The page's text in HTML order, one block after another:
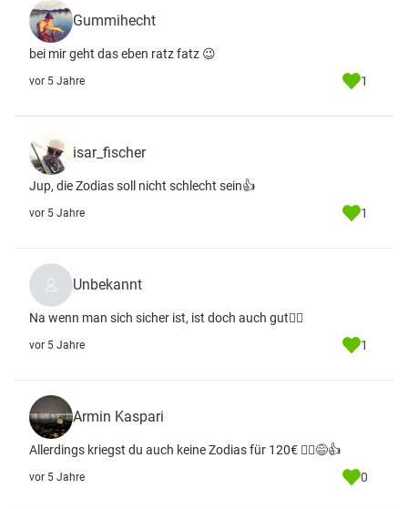
Gummihecht
bei mir geht das eben ratz fatz 😉
vor 5 Jahre 1
isar_fischer
Jup, die Zodias soll nicht schlecht sein👍
vor 5 Jahre 1
Unbekannt
Na wenn man sich sicher ist, ist doch auch gut👍🏻
vor 5 Jahre 1
Armin Kaspari
Allerdings kriegst du auch keine Zodias für 120€ 🤷‍♂️😅👍
vor 5 Jahre 0